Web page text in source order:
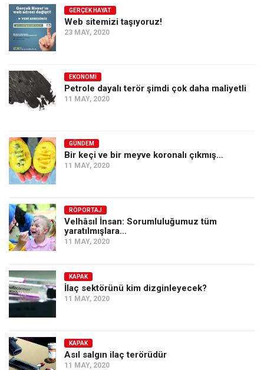
GERÇEK HAYAT
Web sitemizi taşıyoruz!
23 MAY, 2020
EKONOMI
Petrole dayalı terör şimdi çok daha maliyetli
11 MAY, 2020
GÜNDEM
Bir keçi ve bir meyve koronalı çıkmış…
11 MAY, 2020
RÖPORTAJ
Velhâsıl İnsan: Sorumluluğumuz tüm
yaratılmışlara…
11 MAY, 2020
KAPAK
İlaç sektörünü kim dizginleyecek?
11 MAY, 2020
KAPAK
Asıl salgın ilaç terörüdür
11 MAY, 2020